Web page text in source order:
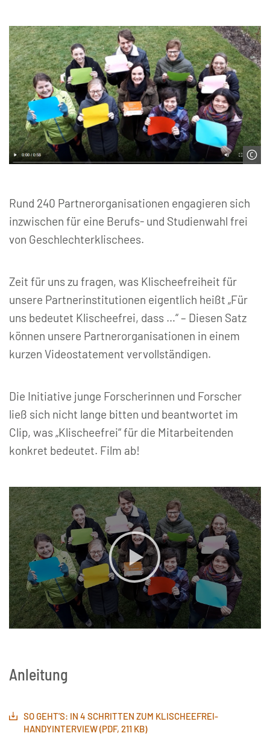
Rund 240 Partnerorganisationen engagieren sich
inzwischen für eine Berufs- und Studienwahl frei
von Geschlechterklischees.
Zeit für uns zu fragen, was Klischeefreiheit für
unsere Partnerinstitutionen eigentlich heißt „Für
uns bedeutet Klischeefrei, dass …“ – Diesen Satz
können unsere Partnerorganisationen in einem
kurzen Videostatement vervollständigen.
Die Initiative junge Forscherinnen und Forscher
ließ sich nicht lange bitten und beantwortet im
Clip, was „Klischeefrei“ für die Mitarbeitenden
konkret bedeutet. Film ab!
Anleitung
SO GEHT'S: IN 4 SCHRITTEN ZUM KLISCHEEFREI-
HANDYINTERVIEW (PDF, 211 KB)